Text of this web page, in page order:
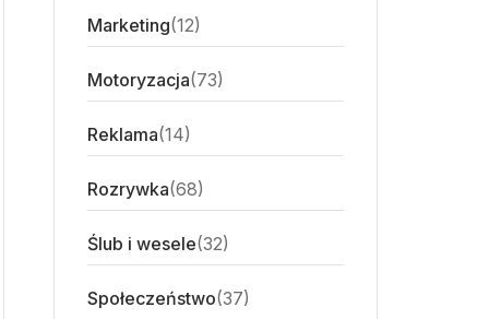
Marketing(12)
Motoryzacja(73)
Reklama(14)
Rozrywka(68)
Ślub i wesele(32)
Społeczeństwo(37)